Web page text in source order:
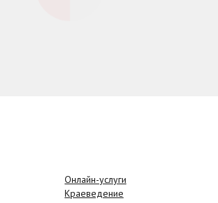
Онлайн-услуги
Краеведение